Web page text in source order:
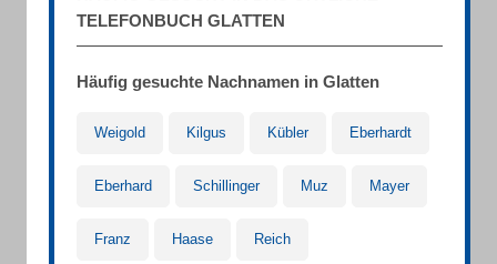
TELEFONBUCH GLATTEN
Häufig gesuchte Nachnamen in Glatten
Weigold Kilgus Kübler Eberhardt
Eberhard Schillinger Muz Mayer
Franz Haase Reich